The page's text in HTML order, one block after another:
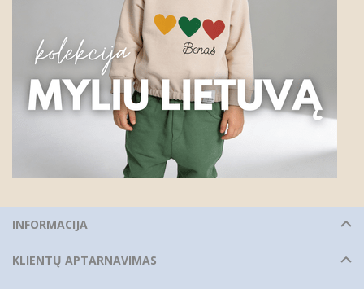
INFORMACIJA
KLIENTŲ APTARNAVIMAS